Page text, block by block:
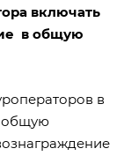
включать
в общую
в
общую